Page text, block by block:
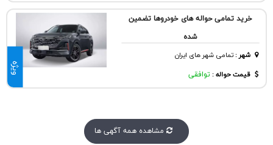
ویژه
خرید تمامی حواله های خودروها تضمین
شده
شهر:تمامی شهر های ایران
قیمت حواله : توافقی
مشاهده همه آگهی ها